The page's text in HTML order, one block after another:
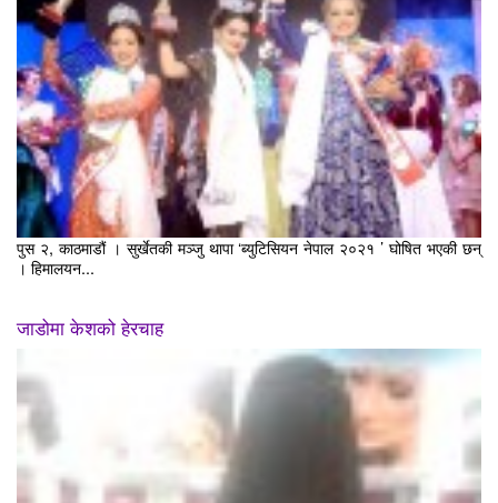
पुस २, काठमाडौं । सुर्खेतकी मञ्जु थापा ‘ब्युटिसियन नेपाल २०२१ ’ घोषित भएकी छन्
। हिमालयन...
जाडोमा केशको हेरचाह